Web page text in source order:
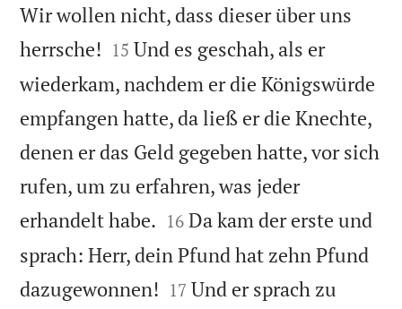
Wir wollen nicht, dass dieser über uns
herrsche! 

15 Und es geschah, als er
wiederkam, nachdem er die Königswürde
empfangen hatte, da ließ er die Knechte,
denen er das Geld gegeben hatte, vor sich
rufen, um zu erfahren, was jeder
erhandelt habe. 

16 Da kam der erste und
sprach: Herr, dein Pfund hat zehn Pfund
dazugewonnen! 

17 Und er sprach zu